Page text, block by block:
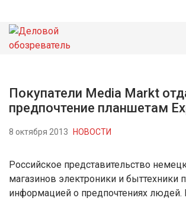
НОВОСТИ
Покупатели Media Markt
предпочтение планшетам
8 октября 2013 НОВОСТИ
Российское представительство
магазинов электроники и быттехники
информацией о предпочтениях людей.